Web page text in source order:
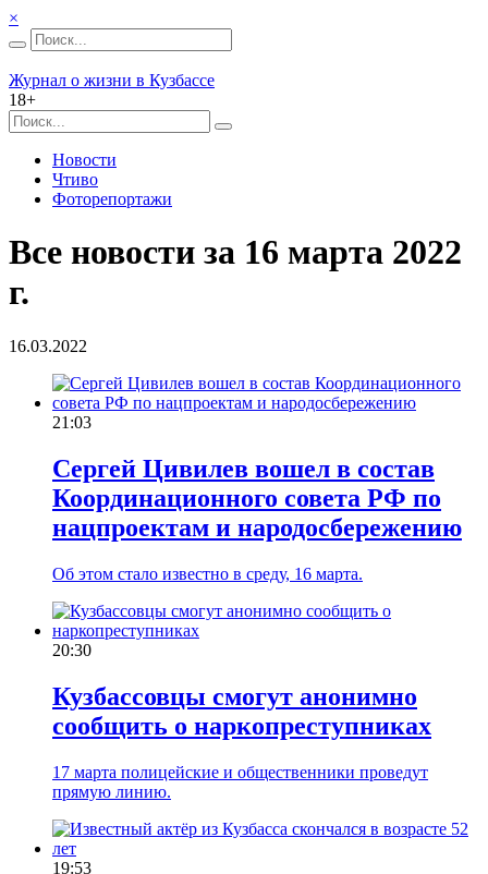
×
Журнал о жизни в Кузбассе
18+
Новости
Чтиво
Фоторепортажи
Все новости за 16 марта 2022
г.
16.03.2022
21:03
Сергей Цивилев вошел в состав
Координационного совета РФ по
нацпроектам и народосбережению
Об этом стало известно в среду, 16 марта.
20:30
Кузбассовцы смогут анонимно
сообщить о наркопреступниках
17 марта полицейские и общественники проведут
прямую линию.
19:53